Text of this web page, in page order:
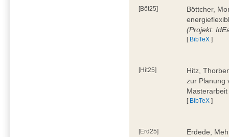
[Böt25]
Böttcher,
(Projekt:
[ BibTeX ]
[Hit25]
Hitz,
zur Planung
[ BibTeX ]
[Erd25]
Erdede,